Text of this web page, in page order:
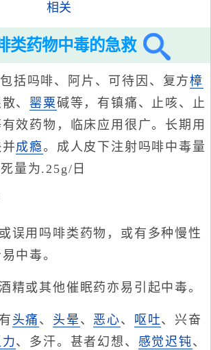
相关
类药物中毒的急救
括吗啡、阿片、可待因、复方樟
、罂粟碱等，有镇痛、止咳、止
效药物，临床应用很广。长期用
成瘾。成人皮下注射吗啡中毒量
量为.25g/日
误用吗啡类药物，或有多种慢性
中毒。
精或其他催眠药亦易引起中毒。
头痛 、 头晕 、 恶心、 呕吐、兴奋
、多汗。甚者幻想、 感觉迟钝、